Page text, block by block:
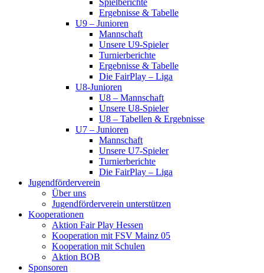
Spielberichte
Ergebnisse & Tabelle
U9 – Junioren
Mannschaft
Unsere U9-Spieler
Turnierberichte
Ergebnisse & Tabelle
Die FairPlay – Liga
U8-Junioren
U8 – Mannschaft
Unsere U8-Spieler
U8 – Tabellen & Ergebnisse
U7 – Junioren
Mannschaft
Unsere U7-Spieler
Turnierberichte
Die FairPlay – Liga
Jugendförderverein
Über uns
Jugendförderverein unterstützen
Kooperationen
Aktion Fair Play Hessen
Kooperation mit FSV Mainz 05
Kooperation mit Schulen
Aktion BOB
Sponsoren